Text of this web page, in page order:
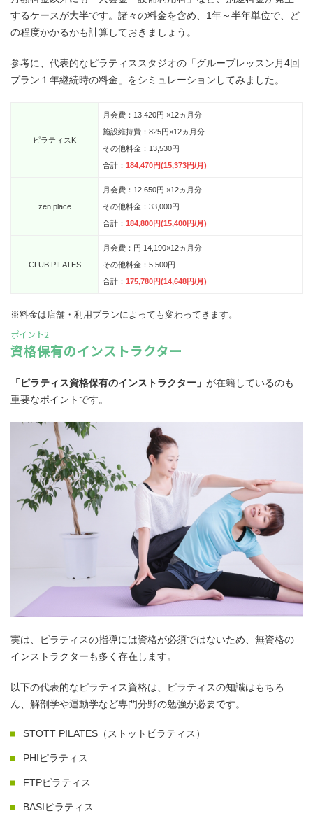
するケースが大半です。諸々の料金を含め、1年～半年単位で、ど
の程度かかるかも計算しておきましょう。
参考に、代表的なピラティススタジオの「グループレッスン月4回
プラン１年継続時の料金」をシミュレーションしてみました。
ピラティスK
月会費：13,420円 ×12ヵ月分
施設維持費：825円×12ヵ月分
その他料金：13,530円
合計： 184,470円(15,373円/月)
zen place
月会費：12,650円 ×12ヵ月分
その他料金：33,000円
合計： 184,800円(15,400円/月)
CLUB PILATES
月会費：円 14,190×12ヵ月分
その他料金：5,500円
合計： 175,780円(14,648円/月)
※料金は店舗・利用プランによっても変わってきます。
ポイント2
資格保有のインストラクター
「ピラティス資格保有のインストラクター」 が在籍しているのも
重要なポイントです。
実は、ピラティスの指導には資格が必須ではないため、無資格の
インストラクターも多く存在します。
以下の代表的なピラティス資格は、ピラティスの知識はもちろ
ん、解剖学や運動学など専門分野の勉強が必要です。
STOTT PILATES（ストットピラティス）
PHIピラティス
FTPピラティス
BASIピラティス